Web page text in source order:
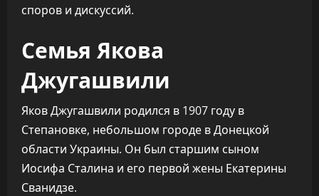
споров и дискуссий.
Семья Якова
Джугашвили
Яков Джугашвили родился в 1907 году в
Степановке, небольшом городе в Донецкой
области Украины. Он был старшим сыном
Иосифа Сталина и его первой жены Екатерины
Сванидзе.